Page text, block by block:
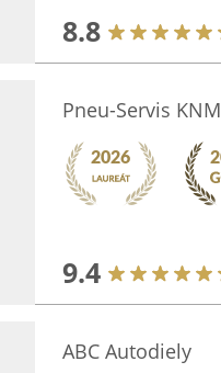
8.8
Pneu-Servis KNM
9.4
ABC Autodiely